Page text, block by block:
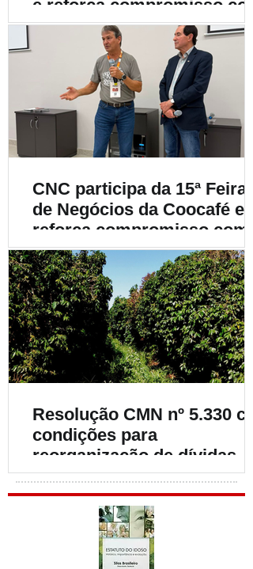
e reforça compromisso com
a cafeicultura mundial
CNC participa da 15ª Feira
de Negócios da Coocafé e
reforça compromisso com
fortalecimento da
cafeicultura
Resolução CMN nº 5.330
condições para
reorganização de dívidas de
cafeicultores